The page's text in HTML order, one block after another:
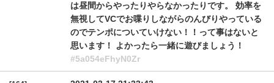
は昼間からやったりやらなかったりです。 効率を
無視してVCでお喋りしながらのんびりやっている
のでテンポについていけない！！って事はないと
思います！ よかったら一緒に遊びましょう！
#5a054eFhyN0Zr